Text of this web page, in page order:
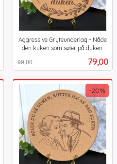
Aggressive Gryteunderlag - Nåde
den kuken som søler på duken.
Tilbud
79,00
99,00
mva.
-20%